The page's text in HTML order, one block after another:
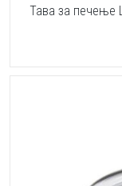
Тава за печење